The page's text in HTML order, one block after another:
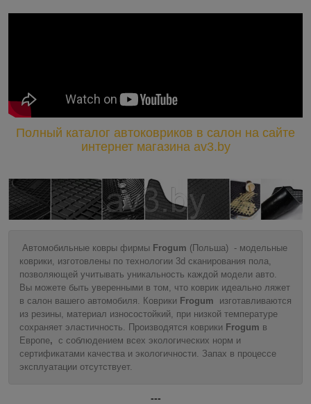
Полный каталог автоковриков в салон на сайте
интернет магазина av3.by
Автомобильные ковры фирмы Frogum (Польша) - модельные
коврики, изготовлены по технологии 3d сканирования пола,
позволяющей учитывать уникальность каждой модели авто.
Вы можете быть уверенными в том, что коврик идеально ляжет
в салон вашего автомобиля. Коврики Frogum изготавливаются
из резины, материал износостойкий, при низкой температуре
сохраняет эластичность. Производятся коврики Frogum в
Европе, с соблюдением всех экологических норм и
сертификатами качества и экологичности. Запах в процессе
эксплуатации отсутствует.
---